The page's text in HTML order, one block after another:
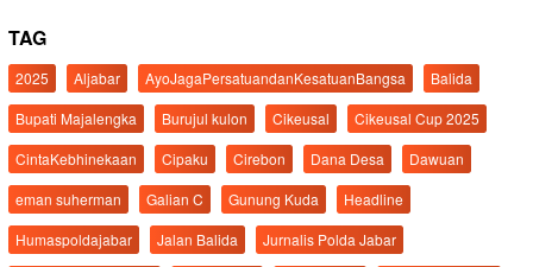
TAG
2025 Aljabar AyoJagaPersatuandanKesatuanBangsa
Balida
Bupati Majalengka
Burujul kulon Cikeusal
Cikeusal Cup 2025
CintaKebhinekaan
Cipaku Cirebon Dana Desa
Dawuan
eman suherman
Galian C Gunung Kuda
Headline
Humaspoldajabar
Jalan Balida
Jurnalis Polda Jabar